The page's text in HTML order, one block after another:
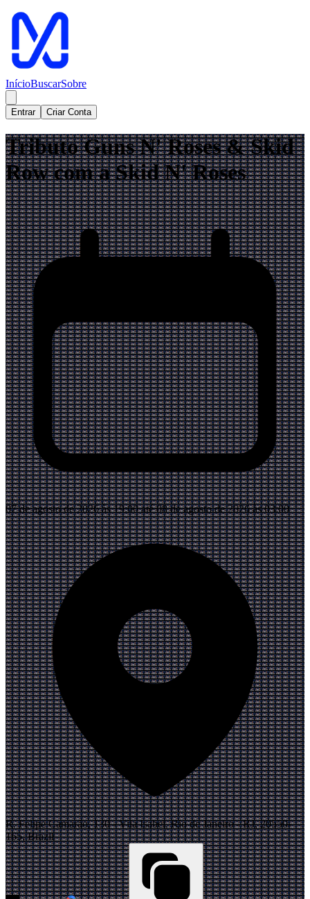
InícioBuscarSobre
Entrar Criar Conta
Tributo Guns N' Roses & Skid
Row com a Skid N' Roses
07 de agosto de 2026 às 19:00 até 08 de agosto de 2026 às 03:00
R. Felipe Camarão, 130 - Vila Isabel, Rio de Janeiro - RJ, 20550-
165, Brazil